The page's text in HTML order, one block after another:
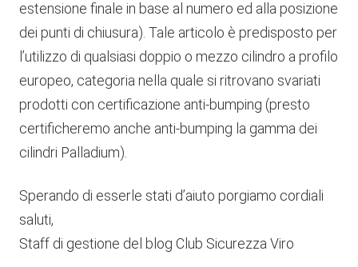
estensione finale in base al numero ed alla posizione
dei punti di chiusura). Tale articolo è predisposto per
l’utilizzo di qualsiasi doppio o mezzo cilindro a profilo
europeo, categoria nella quale si ritrovano svariati
prodotti con certificazione anti-bumping (presto
certificheremo anche anti-bumping la gamma dei
cilindri Palladium).
Sperando di esserle stati d’aiuto porgiamo cordiali
saluti,
Staff di gestione del blog Club Sicurezza Viro